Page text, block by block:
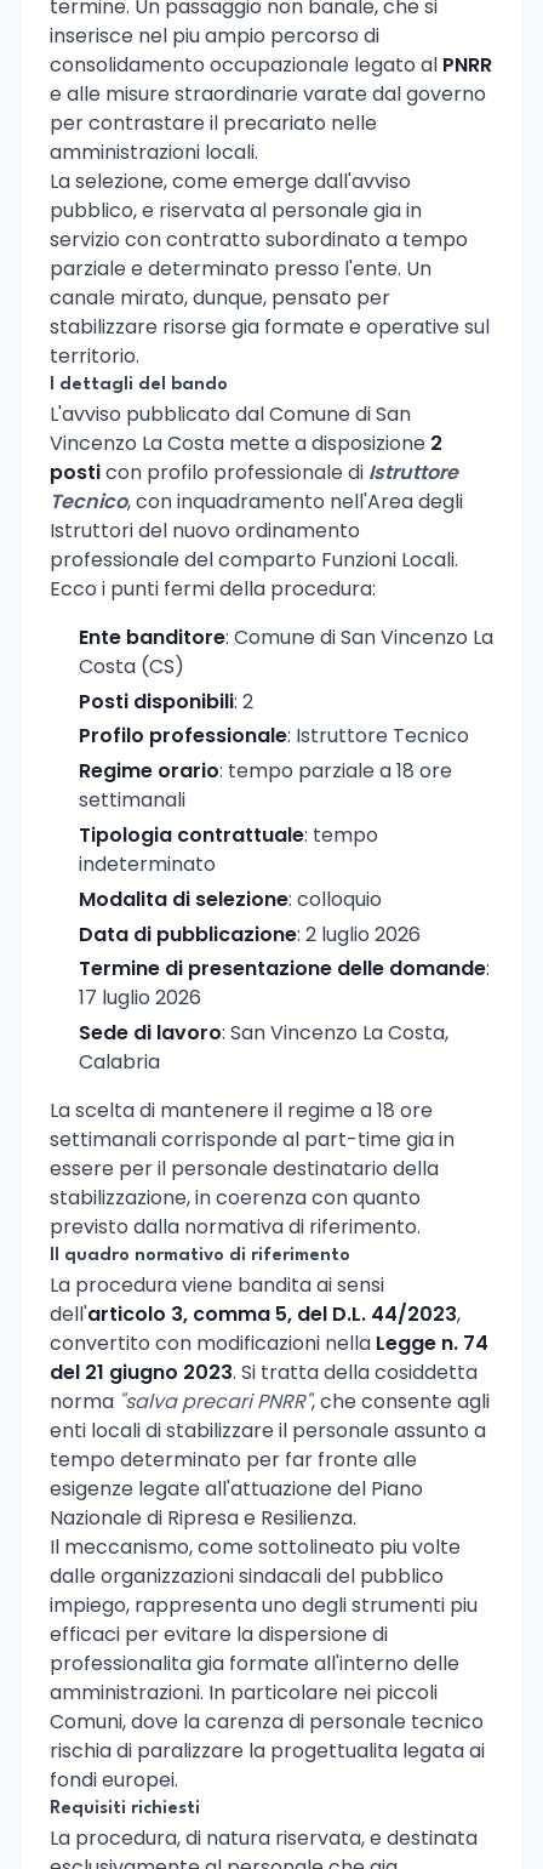
termine. Un passaggio non banale, che si
inserisce nel piu ampio percorso di
consolidamento occupazionale legato al PNRR
e alle misure straordinarie varate dal governo
per contrastare il precariato nelle
amministrazioni locali.
La selezione, come emerge dall'avviso
pubblico, e riservata al personale gia in
servizio con contratto subordinato a tempo
parziale e determinato presso l'ente. Un
canale mirato, dunque, pensato per
stabilizzare risorse gia formate e operative sul
territorio.
I dettagli del bando
L'avviso pubblicato dal Comune di San
Vincenzo La Costa mette a disposizione 2
posticon profilo professionale di Istruttore
Tecnico, con inquadramento nell'Area degli
Istruttori del nuovo ordinamento
professionale del comparto Funzioni Locali.
Ecco i punti fermi della procedura:
Ente banditore: Comune di San Vincenzo La
Costa (CS)
Posti disponibili: 2
Profilo professionale: Istruttore Tecnico
Regime orario: tempo parziale a 18 ore
settimanali
Tipologia contrattuale: tempo
indeterminato
Modalita di selezione: colloquio
Data di pubblicazione: 2 luglio 2026
Termine di presentazione delle domande:
17 luglio 2026
Sede di lavoro: San Vincenzo La Costa,
Calabria
La scelta di mantenere il regime a 18 ore
settimanali corrisponde al part-time gia in
essere per il personale destinatario della
stabilizzazione, in coerenza con quanto
previsto dalla normativa di riferimento.
Il quadro normativo di riferimento
La procedura viene bandita ai sensi
dell'articolo 3, comma 5, del D.L. 44/2023,
convertito con modificazioni nella Legge n. 74
del 21 giugno 2023. Si tratta della cosiddetta
norma "salva precari PNRR", che consente agli
enti locali di stabilizzare il personale assunto a
tempo determinato per far fronte alle
esigenze legate all'attuazione del Piano
Nazionale di Ripresa e Resilienza.
Il meccanismo, come sottolineato piu volte
dalle organizzazioni sindacali del pubblico
impiego, rappresenta uno degli strumenti piu
efficaci per evitare la dispersione di
professionalita gia formate all'interno delle
amministrazioni. In particolare nei piccoli
Comuni, dove la carenza di personale tecnico
rischia di paralizzare la progettualita legata ai
fondi europei.
Requisiti richiesti
La procedura, di natura riservata, e destinata